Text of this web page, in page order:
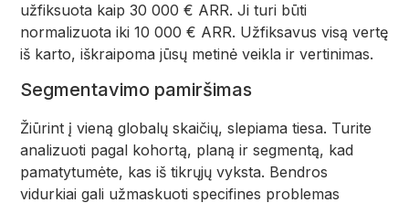
užfiksuota kaip 30 000 € ARR. Ji turi būti
normalizuota iki 10 000 € ARR. Užfiksavus visą vertę
iš karto, iškraipoma jūsų metinė veikla ir vertinimas.
Segmentavimo pamiršimas
Žiūrint į vieną globalų skaičių, slepiama tiesa. Turite
analizuoti pagal kohortą, planą ir segmentą, kad
pamatytumėte, kas iš tikrųjų vyksta. Bendros
vidurkiai gali užmaskuoti specifines problemas